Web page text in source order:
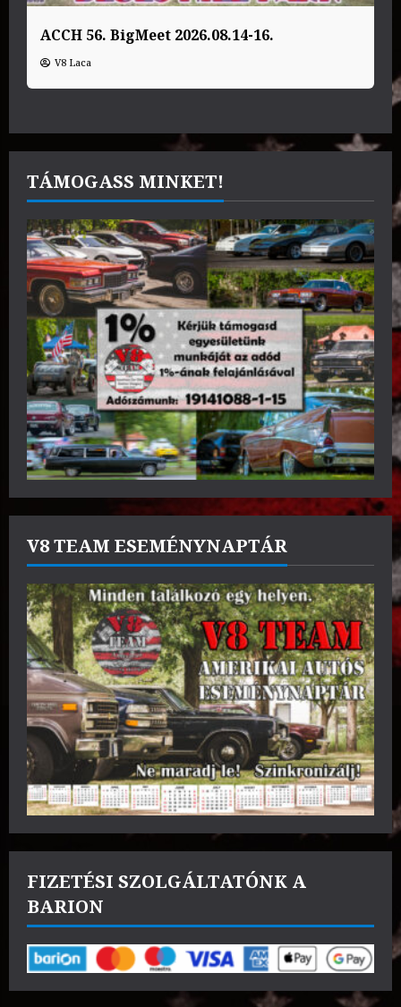
ACCH 56. BigMeet 2026.08.14-16.
V8 Laca
TÁMOGASS MINKET!
V8 TEAM ESEMÉNYNAPTÁR
FIZETÉSI SZOLGÁLTATÓNK A
BARION